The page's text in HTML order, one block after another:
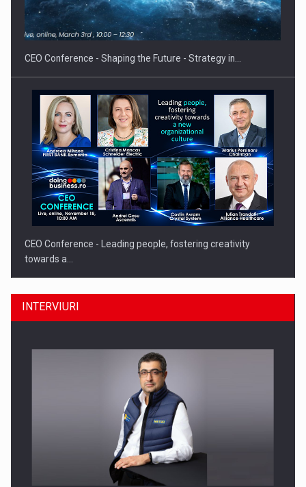
Proteinmaxxing and the Future of Protein Demand
CEO Conference - Shaping the Future - Strategy in…
CEO Conference - Leading people, fostering creativity
towards a…
CEO Conference - Shaping The Future - Technology and…
INTERVIURI